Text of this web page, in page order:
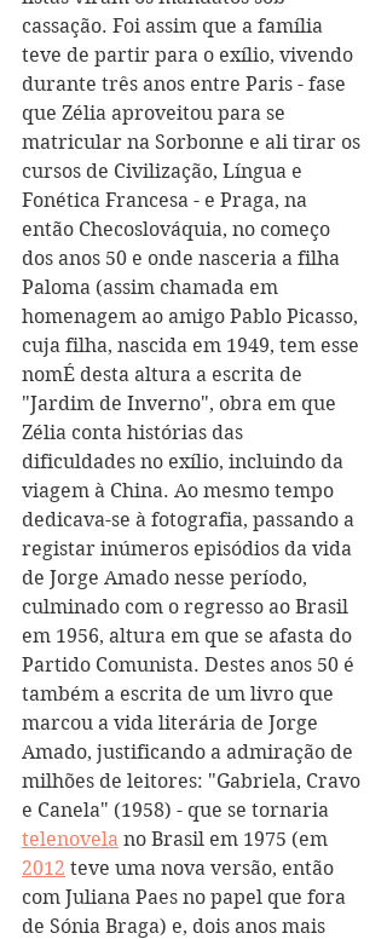
cassação. Foi assim que a família
teve de partir para o exílio, vivendo
durante três anos entre Paris - fase
que Zélia aproveitou para se
matricular na Sorbonne e ali tirar os
cursos de Civilização, Língua e
Fonética Francesa - e Praga, na
então Checoslováquia, no começo
dos anos 50 e onde nasceria a filha
Paloma (assim chamada em
homenagem ao amigo Pablo Picasso,
cuja filha, nascida em 1949, tem esse
nomÉ desta altura a escrita de
"Jardim de Inverno", obra em que
Zélia conta histórias das
dificuldades no exílio, incluindo da
viagem à China. Ao mesmo tempo
dedicava-se à fotografia, passando a
registar inúmeros episódios da vida
de Jorge Amado nesse período,
culminado com o regresso ao Brasil
em 1956, altura em que se afasta do
Partido Comunista. Destes anos 50 é
também a escrita de um livro que
marcou a vida literária de Jorge
Amado, justificando a admiração de
milhões de leitores: "Gabriela, Cravo
e Canela" (1958) - que se tornaria
telenovela no Brasil em 1975 (em
2012 teve uma nova versão, então
com Juliana Paes no papel que fora
de Sónia Braga) e, dois anos mais